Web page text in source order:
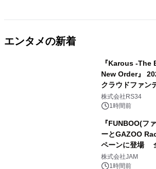
エンタメの新着
『Karous -
New Order』
クラウドファン
開始
株式会社RS34
1時間前
『FUNBOO(フ
ーとGAZOO
ペーンに登場
GR 4車種の
メニューが展開
株式会社JAM
1時間前